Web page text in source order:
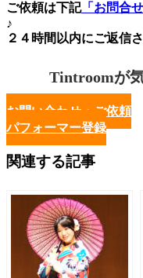
ご依頼は下記「お問合
♪
２４時間以内にご返信
Tintroomが
お問い合わせ・ご依頼
パフォーマー登録
関連する記事